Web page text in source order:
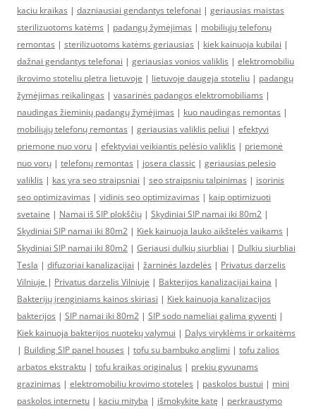
kaciu kraikas | dazniausiai gendantys telefonai | geriausias maistas
sterilizuotoms katėms | padangų žymėjimas | mobiliųjų telefonų
remontas | sterilizuotoms katėms geriausias | kiek kainuoja kubilai |
dažnai gendantys telefonai | geriausias vonios valiklis | elektromobiliu
ikrovimo stoteliu pletra lietuvoje | lietuvoje daugeja stoteliu | padangų
žymėjimas reikalingas | vasarinės padangos elektromobiliams |
naudingas žieminių padangų žymėjimas | kuo naudingas remontas |
mobiliųjų telefonų remontas | geriausias valiklis peliui | efektyvi
priemone nuo voru | efektyviai veikiantis pelėsio valiklis | priemonė
nuo vorų | telefonų remontas | josera classic | geriausias pelesio
valiklis | kas yra seo straipsniai | seo straipsniu talpinimas | isorinis
seo optimizavimas | vidinis seo optimizavimas | kaip optimizuoti
svetaine | Namai iš SIP plokščių | Skydiniai SIP namai iki 80m2 |
Skydiniai SIP namai iki 80m2 | Kiek kainuoja lauko aikštelės vaikams |
Skydiniai SIP namai iki 80m2 | Geriausi dulkių siurbliai | Dulkiu siurbliai
Tesla | difuzoriai kanalizacijai | žarninės lazdelės | Privatus darzelis
Vilniuje | Privatus darzelis Vilniuje | Bakterijos kanalizacijai kaina |
Bakterijų įrenginiams kainos skiriasi | Kiek kainuoja kanalizacijos
bakterijos | SIP namai iki 80m2 | SIP sodo nameliai galima gyventi |
Kiek kainuoja bakterijos nuotekų valymui | Dalys viryklėms ir orkaitėms
| Building SIP panel houses | tofu su bambuko anglimi | tofu zalios
arbatos ekstraktu | tofu kraikas originalus | prekiu gyvunams
grazinimas | elektromobiliu krovimo stoteles | paskolos bustui | mini
paskolos internetu | kaciu mityba | išmokykite katę | perkraustymo